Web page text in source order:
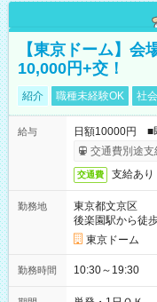
【東京ドーム】会
10,000円+交！
紹介 職種未経験OK 社
給与
日額10000円 ■
交通費別途支
交通費 支給あり
勤務地
東京都文京区
後楽園駅から徒
東京ドーム
勤務時間 10:30～19:30